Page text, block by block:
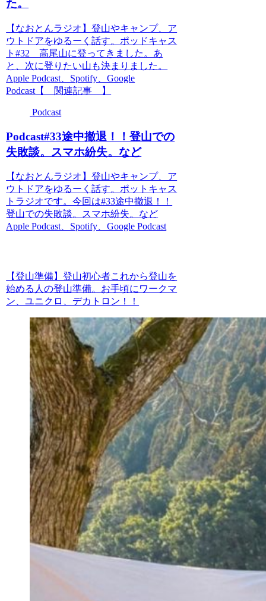
た。
【なおとんラジオ】登山やキャンプ、ア
ウトドアをゆるーく話す。ポッドキャス
ト#32 高尾山に登ってきました。あ
と、次に登りたい山も決まりました。
Apple Podcast、Spotify、Google
Podcast【 関連記事 】
Podcast
Podcast#33途中撤退！！登山での
失敗談。スマホ紛失。など
【なおとんラジオ】登山やキャンプ、ア
ウトドアをゆるーく話す。ポットキャス
トラジオです。今回は#33途中撤退！！
登山での失敗談。スマホ紛失。など
Apple Podcast、Spotify、Google Podcast
【登山準備】登山初心者これから登山を
始める人の登山準備。お手頃にワークマ
ン、ユニクロ、デカトロン！！